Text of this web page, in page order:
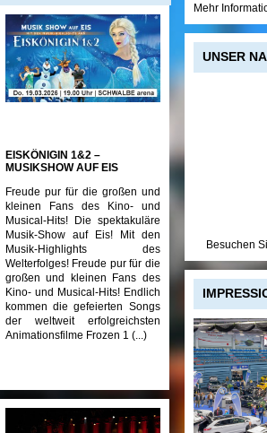
EISKÖNIGIN 1&2 –
MUSIKSHOW AUF EIS
Freude pur für die großen und
kleinen Fans des Kino- und
Musical-Hits! Die spektakuläre
Musik-Show auf Eis! Mit den
Musik-Highlights des
Welterfolges! Freude pur für die
großen und kleinen Fans des
Kino- und Musical-Hits! Endlich
kommen die gefeierten Songs
der weltweit erfolgreichsten
Animationsfilme Frozen 1 (...)
Mehr
UNSER
Besuchen